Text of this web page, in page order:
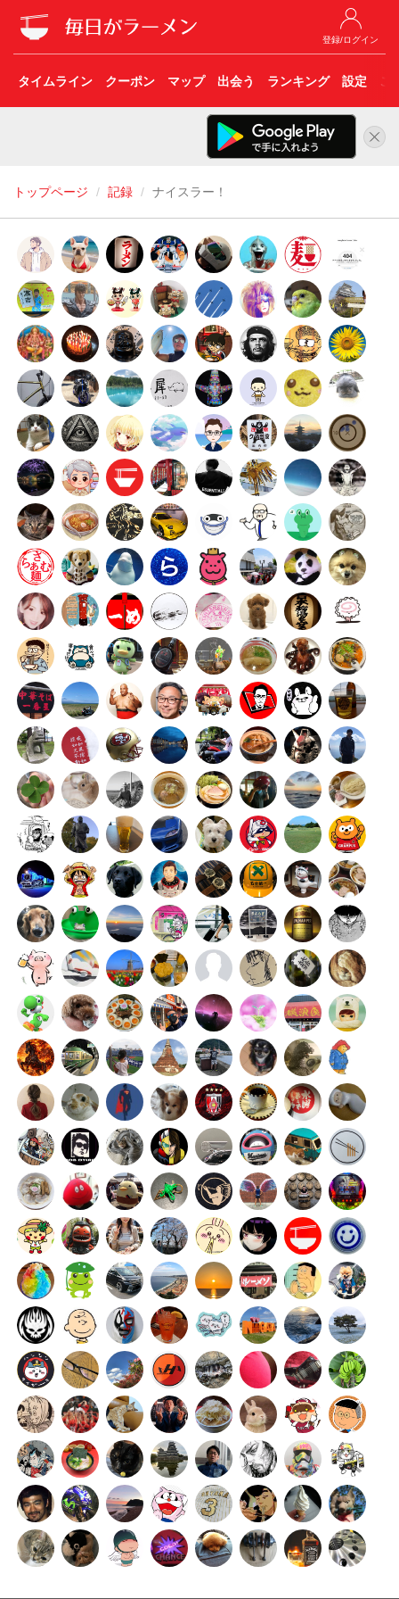
登録/ログイン
タイムライン クーポン マップ 出会う ランキング 設定 こ
トップページ 記録 ナイスラー！